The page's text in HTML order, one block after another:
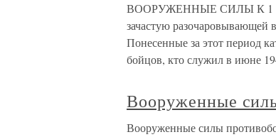
ВООРУЖЕННЫЕ СИЛЫ К 1
зачастую
Понесенные за этот период
бойцов, кто служил в июне
Вооруженные
Вооруженные силы